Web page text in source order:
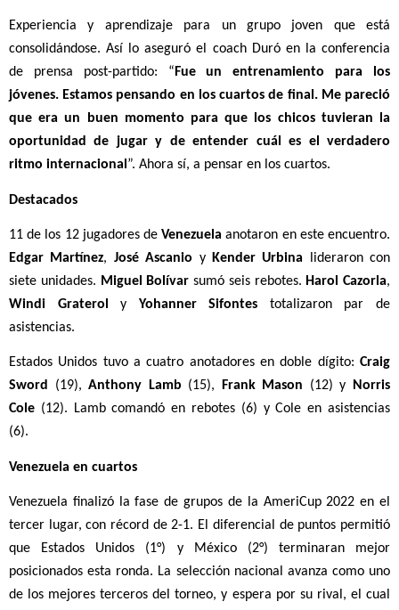
Experiencia y aprendizaje para un grupo joven que está
consolidándose. Así lo aseguró el coach Duró en la conferencia
de prensa post-partido: “Fue un entrenamiento para los
jóvenes. Estamos pensando en los cuartos de final. Me pareció
que era un buen momento para que los chicos tuvieran la
oportunidad de jugar y de entender cuál es el verdadero
ritmo internacional”. Ahora sí, a pensar en los cuartos.
Destacados
11 de los 12 jugadores de Venezuela
Edgar Martínez, José Ascanio y Kender Urbina lideraron con
siete unidades. Miguel Bolívar sumó seis rebotes. Harol Cazorla
Windi Graterol
y Yohanner Sifontes totalizaron par de
asistencias.
Estados Unidos tuvo a cuatro anotadores en doble dígito: Craig
Sword (19), Anthony Lamb (15), Frank Mason (12) y Norris
Cole (12). Lamb comandó en rebotes (6) y Cole en asistencias
(6).
Venezuela en cuartos
Venezuela finalizó la fase de grupos de la AmeriCup 2022 en el
tercer lugar, con récord de 2-1. El diferencial de puntos permitió
que Estados Unidos (1°) y México (2°) terminaran mejor
posicionados esta ronda. La selección nacional avanza como uno
de los mejores terceros del torneo, y espera por su rival, el cual